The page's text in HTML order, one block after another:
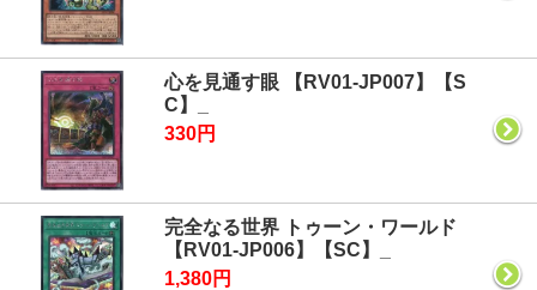
心を見通す眼 【RV01-JP007】【S
C】_
330円
完全なる世界 トゥーン・ワールド
【RV01-JP006】【SC】_
1,380円